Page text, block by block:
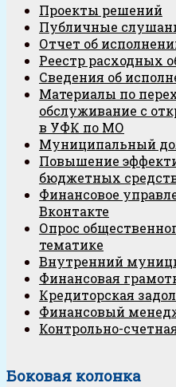
Проекты решений
Публичные
Отчет об
Реестр расходных
Сведения об
Материалы по
обслуживание с
в УФК по МО
Муниципальный
Повышение
бюджетных
Финансовое
Вконтакте
Опрос
тематике
Внутренний
Финансовая
Кредиторская
Финансовый
Контрольно-
Боковая колонка